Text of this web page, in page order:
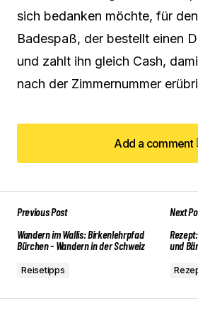
sich bedanken möchte, für
Badespaß, der bestellt einen
und zahlt ihn gleich Cash,
nach der Zimmernummer
Add a comment
Add a comment
*markiert
Comment
Previous Post
Wandern im Wallis: Birkenlehrpfad
Bürchen - Wandern in der Schweiz
Reisetipps
Next
und